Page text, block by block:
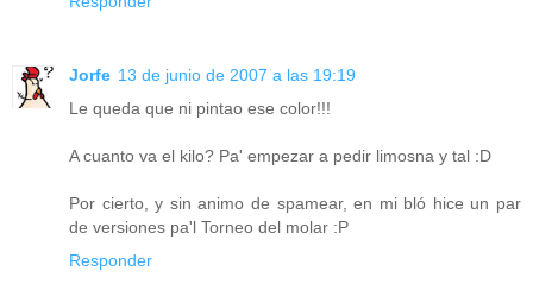
Jorfe 13 de junio de 2007 a las 19:19
Le queda que ni pintao ese color!!!
A cuanto va el kilo? Pa' empezar a pedir limosna y tal :D
Por cierto, y sin animo de spamear, en mi bló hice un par
de versiones pa'l Torneo del molar :P
Responder